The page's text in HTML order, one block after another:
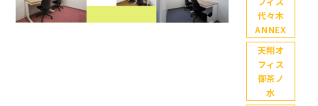
代々木
ANNEX
天翔オ
フィス
御茶ノ
水